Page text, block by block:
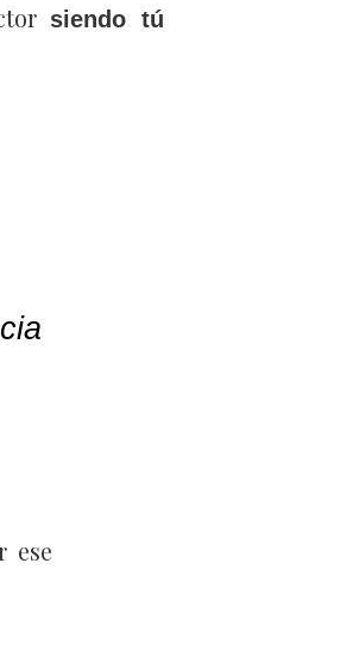
siendo tú
ese